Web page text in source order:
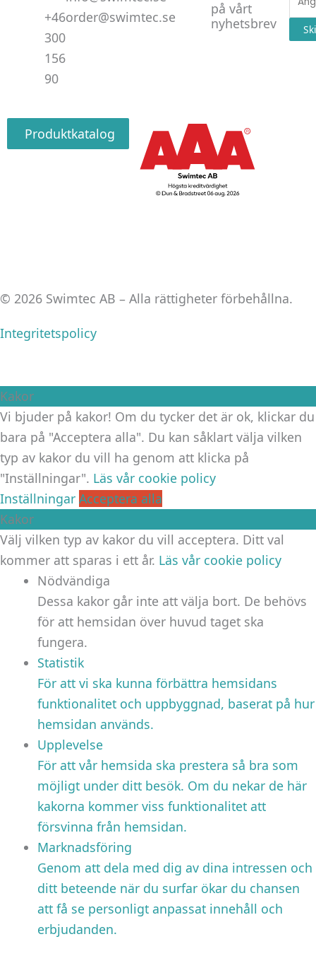
+46
300
156
90
order@swimtec.se
på vårt
nyhetsbrev
post
Produktkatalog
© 2026 Swimtec AB – Alla rättigheter förbehållna.
Integritetspolicy
Kakor
Vi bjuder på kakor! Om du tycker det är ok, klickar du
bara på "Acceptera alla". Du kan såklart välja vilken
typ av kakor du vill ha genom att klicka på
"Inställningar". Läs vår cookie policy
Inställningar Acceptera alla
Kakor
Välj vilken typ av kakor du vill acceptera. Ditt val
kommer att sparas i ett år. Läs vår cookie policy
Nödvändiga
Dessa kakor går inte att välja bort. De behövs
för att hemsidan över huvud taget ska
fungera.
Statistik
För att vi ska kunna förbättra hemsidans
funktionalitet och uppbyggnad, baserat på hur
hemsidan används.
Upplevelse
För att vår hemsida ska prestera så bra som
möjligt under ditt besök. Om du nekar de här
kakorna kommer viss funktionalitet att
försvinna från hemsidan.
Marknadsföring
Genom att dela med dig av dina intressen och
ditt beteende när du surfar ökar du chansen
att få se personligt anpassat innehåll och
erbjudanden.